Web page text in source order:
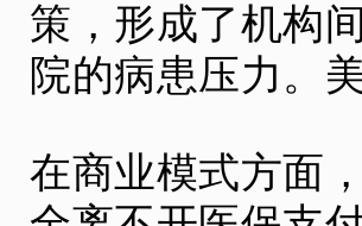
策，形成了机构
院的病患压力。
在商业模式方面